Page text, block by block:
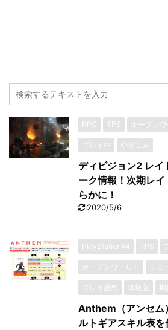
RPG TPS オープン
プレイ中 やりこみ
ディビジョン2 レ
ーク情報！次期レ
らかに！
2020/5/6
PlayStation®4 TPS
オープンワールド シ
プレイ感想 体験版
Anthem（アンセム
ルトギアスキル表